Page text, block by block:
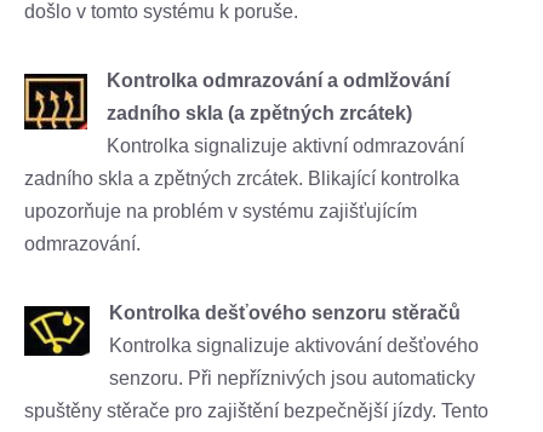
došlo v tomto systému k poruše.
Kontrolka odmrazování a odmlžování
zadního skla (a zpětných zrcátek)
Kontrolka signalizuje aktivní odmrazování
zadního skla a zpětných zrcátek. Blikající kontrolka
upozorňuje na problém v systému zajišťujícím
odmrazování.
Kontrolka dešťového senzoru stěračů
Kontrolka signalizuje aktivování dešťového
senzoru. Při nepříznivých jsou automaticky
spuštěny stěrače pro zajištění bezpečnější jízdy. Tento